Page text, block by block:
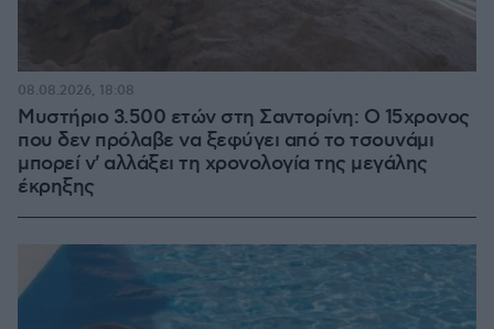
Μυστήριο 3.500 ετών στη Σαντορίνη: Ο 15χρονος
που δεν πρόλαβε να ξεφύγει από το τσουνάμι
μπορεί ν' αλλάξει τη χρονολογία της μεγάλης
έκρηξης
08.08.2026, 18:08